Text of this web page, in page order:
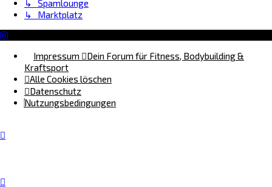
↳ Spamlounge
↳ Marktplatz
Impressum
Dein Forum für Fitness, Bodybuilding &
Kraftsport
Alle Cookies löschen
Datenschutz
Nutzungsbedingungen